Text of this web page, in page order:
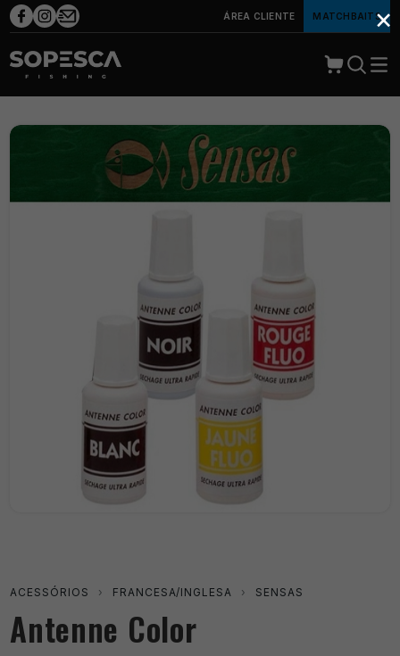
ÁREA CLIENTE MATCHBAITS
ACESSÓRIOS › FRANCESA/INGLESA › SENSAS
Antenne Color
×